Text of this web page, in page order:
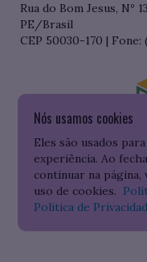
Nós usamos cookies
Eles são usados
experiência. Ao
continuar na página,
uso de cookies.
Política de
Rua do Bom Jesus, Nº
PE/Brasil
CEP 50030-170 | Fone:
Consulte o